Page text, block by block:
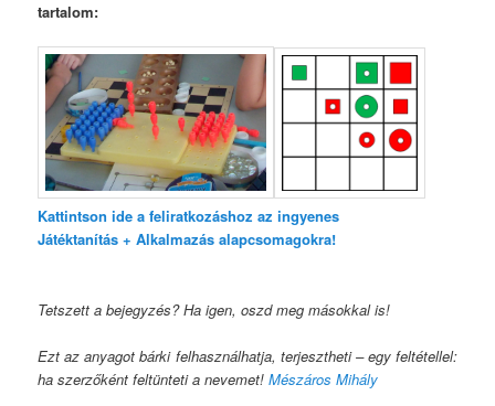
tartalom:
Kattintson ide a feliratkozáshoz az ingyenes
Játéktanítás + Alkalmazás alapcsomagokra!
Tetszett a bejegyzés? Ha igen, oszd meg másokkal is!
Ezt az anyagot bárki felhasználhatja, terjesztheti – egy feltétellel:
ha szerzőként feltünteti a nevemet!Mészáros Mihály